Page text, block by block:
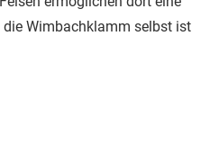
die Wimbachklamm selbst ist